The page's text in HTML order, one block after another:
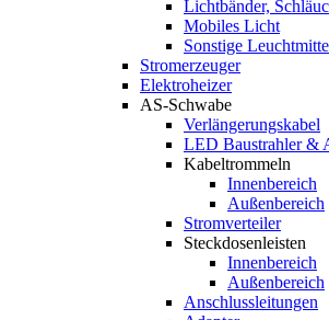
Lichtbänder,
Mobiles Licht
Sonstige
Stromerzeuger
Elektroheizer
AS-Schwabe
Verlängerungskabel
LED Baustrahler &
Kabeltrommeln
Innenbereich
Außenbereich
Stromverteiler
Steckdosenleisten
Innenbereich
Außenbereich
Anschlussleitungen